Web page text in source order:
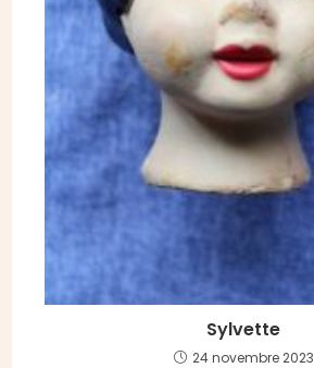
Sylvette
24 novembre 2023